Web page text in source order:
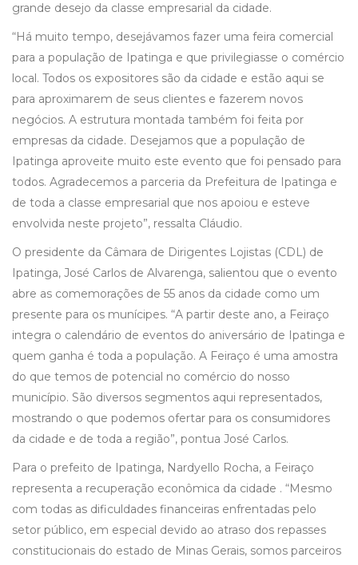
grande desejo da classe empresarial da cidade.
“Há muito tempo, desejávamos fazer uma feira comercial
para a população de Ipatinga e que privilegiasse o comércio
local. Todos os expositores são da cidade e estão aqui se
para aproximarem de seus clientes e fazerem novos
negócios. A estrutura montada também foi feita por
empresas da cidade. Desejamos que a população de
Ipatinga aproveite muito este evento que foi pensado para
todos. Agradecemos a parceria da Prefeitura de Ipatinga e
de toda a classe empresarial que nos apoiou e esteve
envolvida neste projeto”, ressalta Cláudio.
O presidente da Câmara de Dirigentes Lojistas (CDL) de
Ipatinga, José Carlos de Alvarenga, salientou que o evento
abre as comemorações de 55 anos da cidade como um
presente para os munícipes. “A partir deste ano, a Feiraço
integra o calendário de eventos do aniversário de Ipatinga e
quem ganha é toda a população. A Feiraço é uma amostra
do que temos de potencial no comércio do nosso
município. São diversos segmentos aqui representados,
mostrando o que podemos ofertar para os consumidores
da cidade e de toda a região”, pontua José Carlos.
Para o prefeito de Ipatinga, Nardyello Rocha, a Feiraço
representa a recuperação econômica da cidade . “Mesmo
com todas as dificuldades financeiras enfrentadas pelo
setor público, em especial devido ao atraso dos repasses
constitucionais do estado de Minas Gerais, somos parceiros